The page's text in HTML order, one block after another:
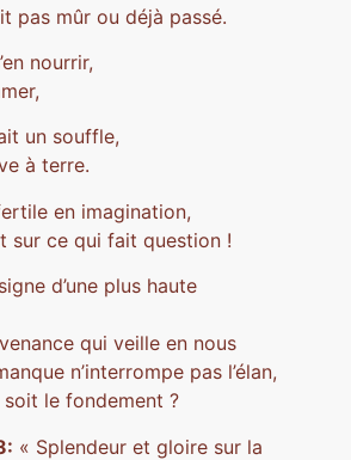
pas mûr ou déjà passé.
nourrir,
un souffle,
à terre.
en imagination,
sur ce qui fait question !
d’une plus haute
qui veille en nous
n’interrompe pas l’élan,
soit le fondement ?
« Splendeur et gloire sur la